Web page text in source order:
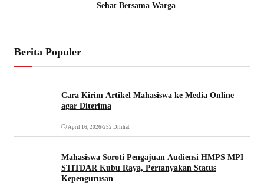
Sehat Bersama Warga
Berita Populer
Cara Kirim Artikel Mahasiswa ke Media Online
agar Diterima
April 16, 2026•252 Dilihat
Mahasiswa Soroti Pengajuan Audiensi HMPS MPI
STITDAR Kubu Raya, Pertanyakan Status
Kepengurusan